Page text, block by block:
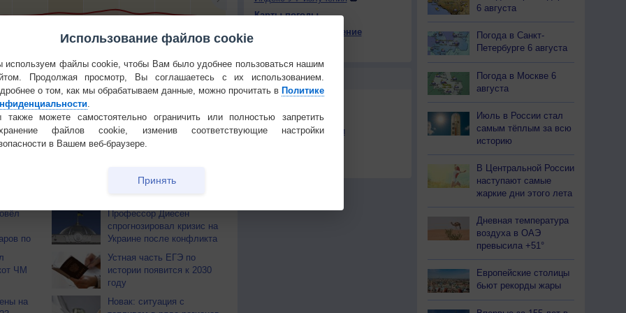
+13 +11 +12 +12 +12 +14 +17 +16 +12
декада Мобильная версия
по
Профессор Диесен
спрогнозировал кризис на
Украине после конфликта
ЧМ
Устная часть ЕГЭ по
истории появится к 2030
году
на
Новак: ситуация с
Карты погоды
Атмосферное давление
КОНТАКТЫ
Политика
конфиденциальности
6 августа
Погода в Санкт-
Петербурге 6 августа
Погода в Москве 6
августа
Июль в России стал
самым тёплым за всю
историю
В Центральной России
наступают самые
жаркие дни этого лета
Дневная температура
воздуха в ОАЭ
превысила +51°
Европейские столицы
бьют рекорды жары
Использование файлов cookie
используем файлы cookie, чтобы Вам было удобнее пользоваться нашим
Продолжая просмотр, Вы соглашаетесь с их использованием.
о том, как мы обрабатываем данные, можно прочитать в Политике
также можете самостоятельно ограничить или полностью запретить
файлов cookie, изменив соответствующие настройки
в Вашем веб-браузере.
Принять